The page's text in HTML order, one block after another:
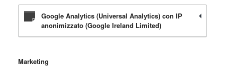
Google Analytics (Universal Analytics) con IP
anonimizzato (Google Ireland Limited)
Marketing